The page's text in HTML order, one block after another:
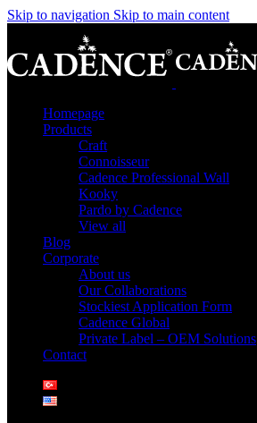
Skip to navigation Skip to main content
Homepage
Products
Craft
Connoisseur
Cadence Professional Wall
Kooky
Pardo by Cadence
View all
Blog
Corporate
About us
Our Collaborations
Stockiest Application Form
Cadence Global
Private Label – OEM Solutions
Contact